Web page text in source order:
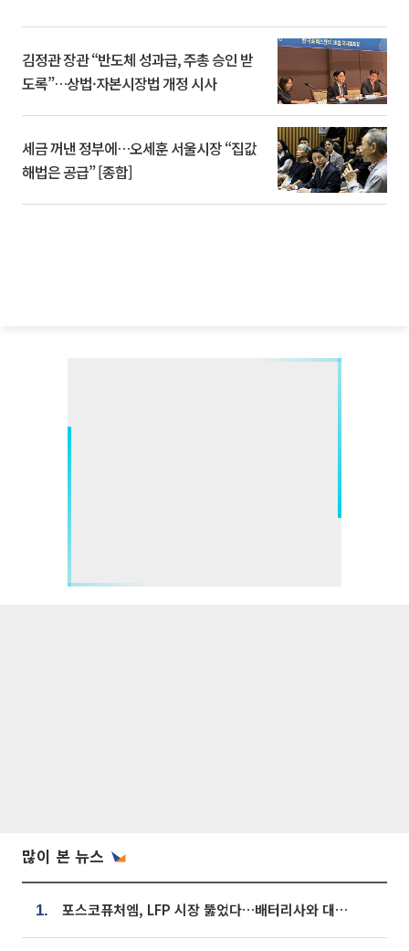
김정관 장관 “반도체 성과급, 주총 승인 받
도록”…상법·자본시장법 개정 시사
세금 꺼낸 정부에…오세훈 서울시장 “집값
해법은 공급” [종합]
많이 본 뉴스
1. 포스코퓨처엠, LFP 시장 뚫었다…배터리사와 대규모 장기 공급 합의